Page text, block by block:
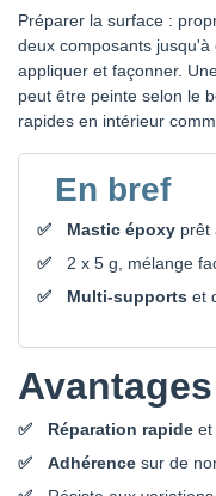
Préparer la surface :
deux composants jusqu'à
appliquer et façonner.
peut être peinte selon le
rapides en intérieur
En bref
Mastic époxy prêt
2 x 5 g, mélange
Multi-supports et
Réparation rapide et
Adhérence sur de